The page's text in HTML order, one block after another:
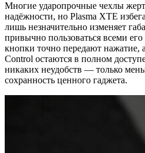
Многие ударопрочные чехлы
надёжности, но Plasma XTE
лишь незначительно изменяет
привычно пользоваться всеми
кнопки точно передают нажатие,
Control остаются в полном
никаких неудобств — только
сохранность ценного гаджета.